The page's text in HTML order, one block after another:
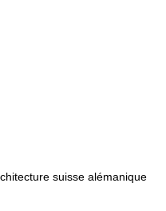
suisse alémanique